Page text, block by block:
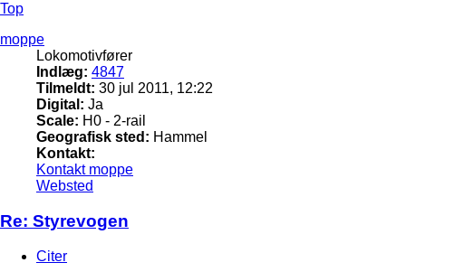
Top
moppe
Lokomotivfører
Indlæg: 4847
Tilmeldt: 30 jul 2011, 12:22
Digital: Ja
Scale: H0 - 2-rail
Geografisk sted: Hammel
Kontakt:
Kontakt moppe
Websted
Re: Styrevogen
Citer